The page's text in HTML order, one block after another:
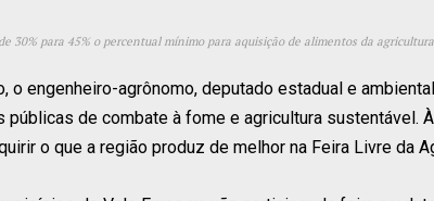
30% para 45% o percentual mínimo para aquisição de alimentos da
o engenheiro-agrônomo, deputado estadual e
públicas de combate à fome e agricultura sustentável.
o que a região produz de melhor na Feira Livre da